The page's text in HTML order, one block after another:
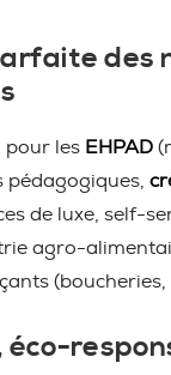
des
pour les EHPAD
pédagogiques,
de luxe, self-
agro-